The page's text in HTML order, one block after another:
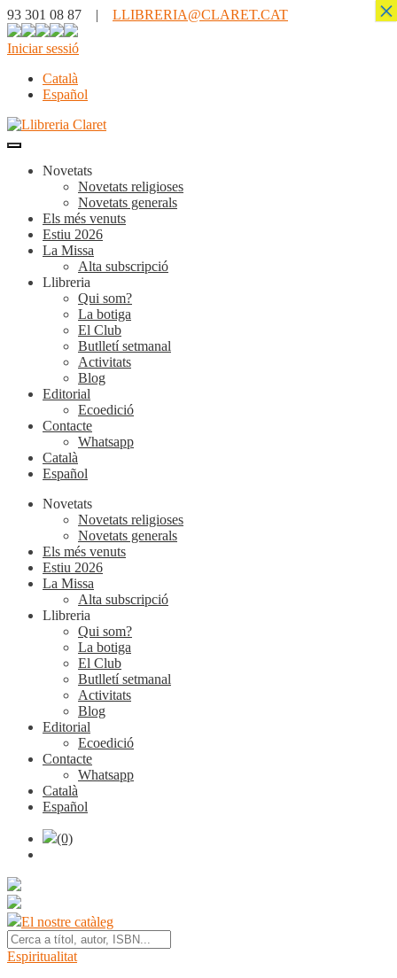
93 301 08 87 | LLIBRERIA@CLARET.CAT
Iniciar sessió
Català
Español
Novetats
Novetats religioses
Novetats generals
Els més venuts
Estiu 2026
La Missa
Alta subscripció
Llibreria
Qui som?
La botiga
El Club
Butlletí setmanal
Activitats
Blog
Editorial
Ecoedició
Contacte
Whatsapp
Català
Español
Novetats
Novetats religioses
Novetats generals
Els més venuts
Estiu 2026
La Missa
Alta subscripció
Llibreria
Qui som?
La botiga
El Club
Butlletí setmanal
Activitats
Blog
Editorial
Ecoedició
Contacte
Whatsapp
Català
Español
(0)
El nostre catàleg
Espiritualitat
×